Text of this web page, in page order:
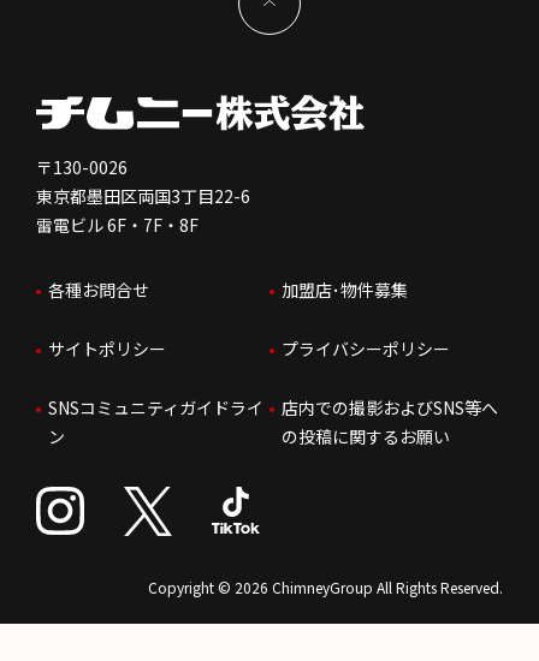
新型コロナウイルス対応
コーポレートガバナンス
免責事項
株価情報
IRお問合せ
会社を知る
人を知る
はたらく環境
人財育成
サステナビリティ
独立支援について
FC加盟店お問合せ
〒130-0026
東京都墨田区両国3丁目22-6
雷電ビル 6F・7F・8F
各種お問合せ 加盟店･物件募集
サイトポリシー プライバシーポリシー
SNSコミュニティガイドライ
ン
店内での撮影およびSNS等へ
の投稿に関するお願い
Copyright © 2026 ChimneyGroup All Rights Reserved.